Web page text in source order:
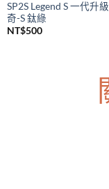
SP2S Legend S 一代升
奇-S 鈦綠
NT$500